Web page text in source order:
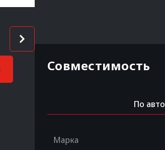
Совместимость
По авто
Марка